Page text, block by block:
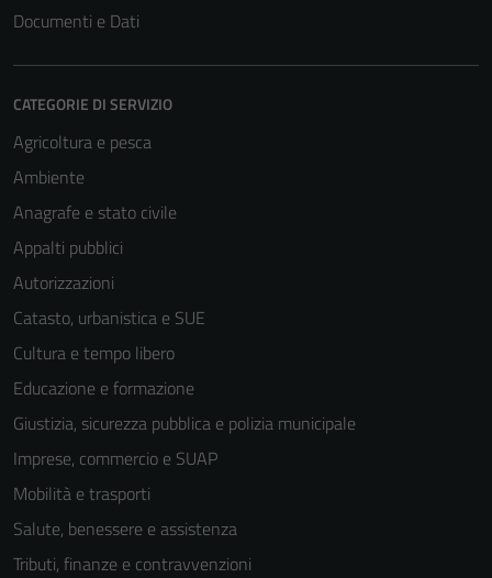
Documenti e Dati
CATEGORIE DI SERVIZIO
Agricoltura e pesca
Ambiente
Anagrafe e stato civile
Appalti pubblici
Autorizzazioni
Catasto, urbanistica e SUE
Cultura e tempo libero
Educazione e formazione
Giustizia, sicurezza pubblica e polizia municipale
Imprese, commercio e SUAP
Mobilità e trasporti
Salute, benessere e assistenza
Tributi, finanze e contravvenzioni
essere